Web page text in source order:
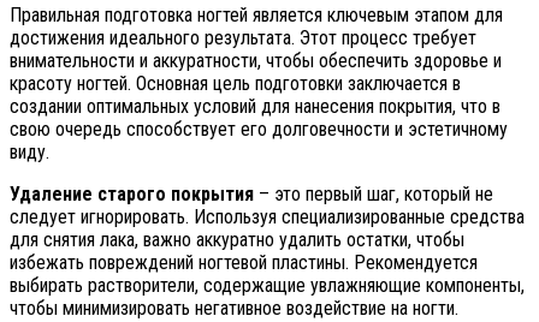
Правильная подготовка ногтей является ключевым этапом для
достижения идеального результата. Этот процесс требует
внимательности и аккуратности, чтобы обеспечить здоровье и
красоту ногтей. Основная цель подготовки заключается в
создании оптимальных условий для нанесения покрытия, что в
свою очередь способствует его долговечности и эстетичному
виду.
Удаление старого покрытия – это первый шаг, который не
следует игнорировать. Используя специализированные средства
для снятия лака, важно аккуратно удалить остатки, чтобы
избежать повреждений ногтевой пластины. Рекомендуется
выбирать растворители, содержащие увлажняющие компоненты,
чтобы минимизировать негативное воздействие на ногти.